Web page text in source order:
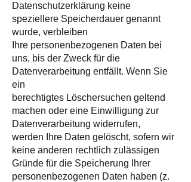
Datenschutzerklärung keine
speziellere Speicherdauer genannt
wurde, verbleiben
Ihre personenbezogenen Daten bei
uns, bis der Zweck für die
Datenverarbeitung entfällt. Wenn Sie
ein
berechtigtes Löschersuchen geltend
machen oder eine Einwilligung zur
Datenverarbeitung widerrufen,
werden Ihre Daten gelöscht, sofern wir
keine anderen rechtlich zulässigen
Gründe für die Speicherung Ihrer
personenbezogenen Daten haben (z.